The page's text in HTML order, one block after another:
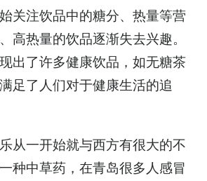
关注饮品中的糖分、热量等营
高热量的饮品逐渐失去兴趣。
出了许多健康饮品，如无糖茶
足了人们对于健康生活的追
从一开始就与西方有很大的不
种中草药，在青岛很多人感冒